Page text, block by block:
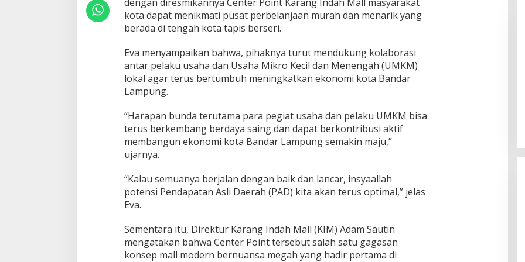
d
a
h
a
l
kota dapat menikmati pusat perbelanjaan murah dan menarik yang
berada di tengah kota tapis berseri.
Eva menyampaikan bahwa, pihaknya turut mendukung kolaborasi
antar pelaku usaha dan Usaha Mikro Kecil dan Menengah (UMKM)
lokal agar terus bertumbuh meningkatkan ekonomi kota Bandar
Lampung.
“Harapan bunda terutama para pegiat usaha dan pelaku UMKM bisa
terus berkembang berdaya saing dan dapat berkontribusi aktif
membangun ekonomi kota Bandar Lampung semakin maju,”
ujarnya.
“Kalau semuanya berjalan dengan baik dan lancar, insyaallah
potensi Pendapatan Asli Daerah (PAD) kita akan terus optimal,” jelas
Eva.
Sementara itu, Direktur Karang Indah Mall (KIM) Adam Sautin
mengatakan bahwa Center Point tersebut salah satu gagasan
konsep mall modern bernuansa megah yang hadir pertama di
Obat RSUDAM
In Lampung | August 6, 2026